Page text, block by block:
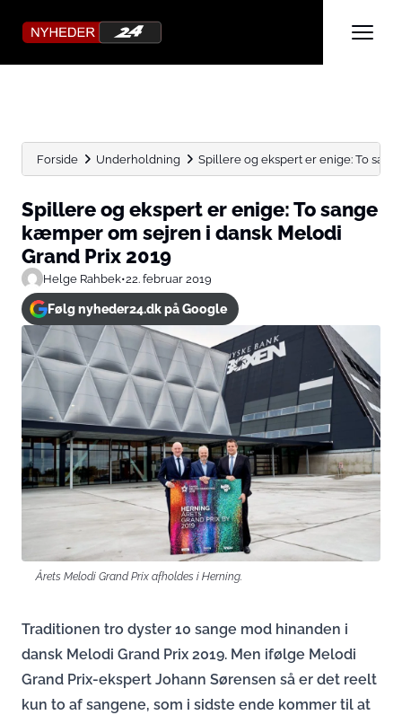
Forside Underholdning Spillere og ekspert er enige: To
Spillere og ekspert er enige: To sange
kæmper om sejren i dansk Melodi
Grand Prix 2019
Helge Rahbek•22. februar 2019
Følg nyheder24.dk på Google
Årets Melodi Grand Prix afholdes i Herning.
Traditionen tro dyster 10 sange mod hinanden i
dansk Melodi Grand Prix 2019. Men ifølge Melodi
Grand Prix-ekspert Johann Sørensen så er det reelt
kun to af sangene, som i sidste ende kommer til at